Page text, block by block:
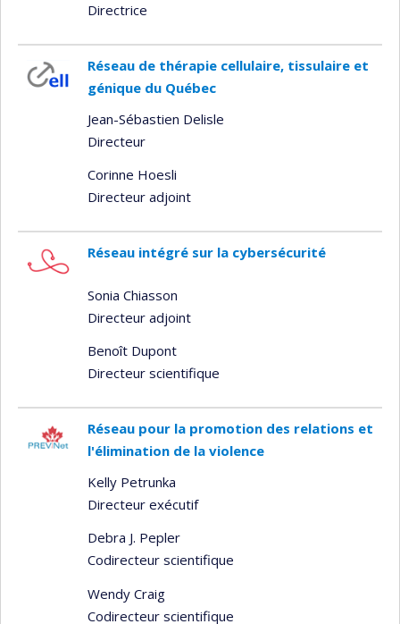
Directrice
Réseau de thérapie cellulaire, tissulaire et
génique du Québec
Jean-Sébastien Delisle
Directeur
Corinne Hoesli
Directeur adjoint
Réseau intégré sur la cybersécurité
Sonia Chiasson
Directeur adjoint
Benoît Dupont
Directeur scientifique
Réseau pour la promotion des relations et
l'élimination de la violence
Kelly Petrunka
Directeur exécutif
Debra J. Pepler
Codirecteur scientifique
Wendy Craig
Codirecteur scientifique